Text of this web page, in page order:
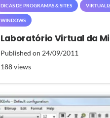
DICAS DE PROGRAMAS & SITES
WINDOWS
Laboratório Virtual da
Published on 24/09/2011
188views